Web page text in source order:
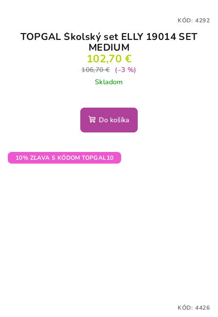
TOPGAL Školský set ELLY 19014 SET
MEDIUM
102,70 €
106,70 €
(–3 %)
Skladom
Do košíka
KÓD: 4292
10% ZĽAVA S KÓDOM TOPGAL10
KÓD: 4426